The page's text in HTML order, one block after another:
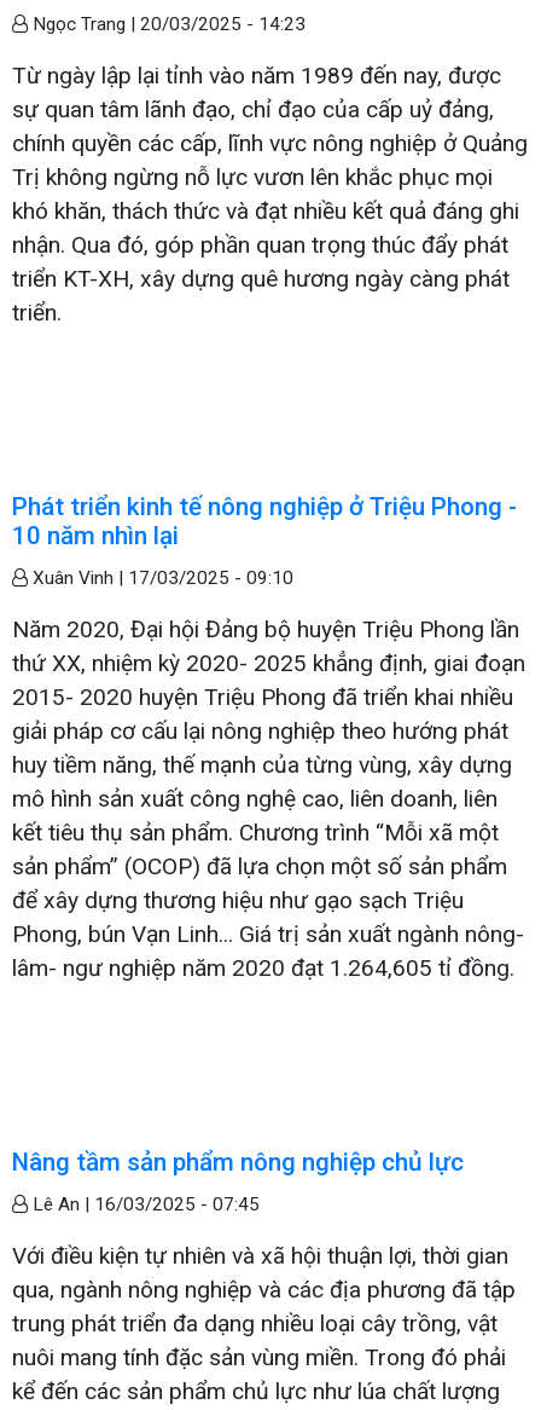
Ngọc Trang | 20/03/2025 - 14:23
Từ ngày lập lại tỉnh vào năm 1989 đến nay, được
sự quan tâm lãnh đạo, chỉ đạo của cấp uỷ đảng,
chính quyền các cấp, lĩnh vực nông nghiệp ở Quảng
Trị không ngừng nỗ lực vươn lên khắc phục mọi
khó khăn, thách thức và đạt nhiều kết quả đáng ghi
nhận. Qua đó, góp phần quan trọng thúc đẩy phát
triển KT-XH, xây dựng quê hương ngày càng phát
triển.
Phát triển kinh tế nông nghiệp ở Triệu Phong -
10 năm nhìn lại
Xuân Vinh | 17/03/2025 - 09:10
Năm 2020, Đại hội Đảng bộ huyện Triệu Phong lần
thứ XX, nhiệm kỳ 2020- 2025 khẳng định, giai đoạn
2015- 2020 huyện Triệu Phong đã triển khai nhiều
giải pháp cơ cấu lại nông nghiệp theo hướng phát
huy tiềm năng, thế mạnh của từng vùng, xây dựng
mô hình sản xuất công nghệ cao, liên doanh, liên
kết tiêu thụ sản phẩm. Chương trình “Mỗi xã một
sản phẩm” (OCOP) đã lựa chọn một số sản phẩm
để xây dựng thương hiệu như gạo sạch Triệu
Phong, bún Vạn Linh... Giá trị sản xuất ngành nông-
lâm- ngư nghiệp năm 2020 đạt 1.264,605 tỉ đồng.
Nâng tầm sản phẩm nông nghiệp chủ lực
Lê An | 16/03/2025 - 07:45
Với điều kiện tự nhiên và xã hội thuận lợi, thời gian
qua, ngành nông nghiệp và các địa phương đã tập
trung phát triển đa dạng nhiều loại cây trồng, vật
nuôi mang tính đặc sản vùng miền. Trong đó phải
kể đến các sản phẩm chủ lực như lúa chất lượng